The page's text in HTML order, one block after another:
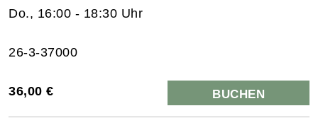
Do., 16:00 - 18:30 Uhr
26-3-37000
36,00 € BUCHEN